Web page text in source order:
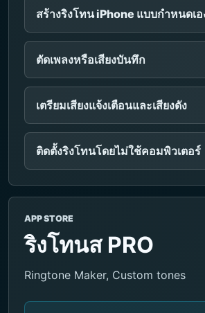
สร้างริงโทน iPhone แบบกำหนดเอ
ตัดเพลงหรือเสียงบันทึก
เตรียมเสียงแจ้งเตือนและเสียงดัง
ติดตั้งริงโทนโดยไม่ใช้คอมพิวเตอร์
APP STORE
ริงโทนส PRO
Ringtone Maker, Custom tones